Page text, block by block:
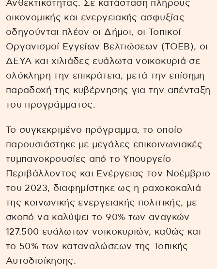
Ανθεκτικότητας. Σε κατάσταση πλήρους
οικονομικής και ενεργειακής ασφυξίας
οδηγούνται πλέον οι Δήμοι, οι Τοπικοί
Οργανισμοί Εγγείων Βελτιώσεων (ΤΟΕΒ), οι
ΔΕΥΑ και χιλιάδες ευάλωτα νοικοκυριά σε
ολόκληρη την επικράτεια, μετά την επίσημη
παραδοχή της κυβέρνησης για την απένταξη
του προγράμματος.
Το συγκεκριμένο πρόγραμμα, το οποίο
παρουσιάστηκε με μεγάλες επικοινωνιακές
τυμπανοκρουσίες από το Υπουργείο
Περιβάλλοντος και Ενέργειας τον Νοέμβριο
του 2023, διαφημίστηκε ως η ραχοκοκαλιά
της κοινωνικής ενεργειακής πολιτικής, με
σκοπό να καλύψει το 90% των αναγκών
127.500 ευάλωτων νοικοκυριών, καθώς και
το 50% των καταναλώσεων της Τοπικής
Αυτοδιοίκησης.